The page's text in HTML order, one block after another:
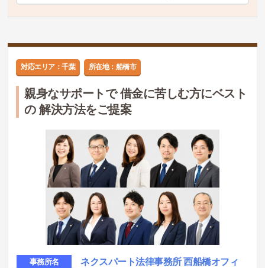
対応エリア：千葉 所在地：船橋市
親身なサポートで 借金に苦しむ方にベスト
の 解決方法をご提案
事務所名
ネクスパート法律事務所 西船橋オフィ